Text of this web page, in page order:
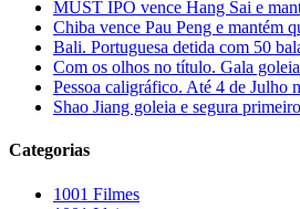
MUST IPO vence Hang Sai e
Chiba vence Pau Peng e mantém
Bali. Portuguesa detida com 50
Com os olhos no título. Gala
Pessoa caligráfico. Até 4 de Julho
Shao Jiang goleia e segura
Categorias
1001 Filmes